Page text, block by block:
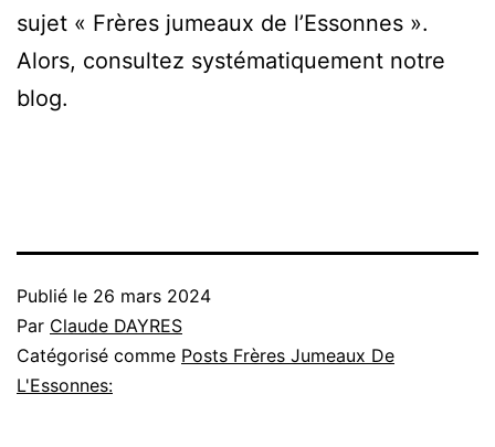
sujet « Frères jumeaux de l’Essonnes ».
Alors, consultez systématiquement notre
blog.
Publié le 26 mars 2024
Par Claude DAYRES
Catégorisé comme Posts Frères Jumeaux De
L'Essonnes: